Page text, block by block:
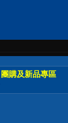
團購及新品專區